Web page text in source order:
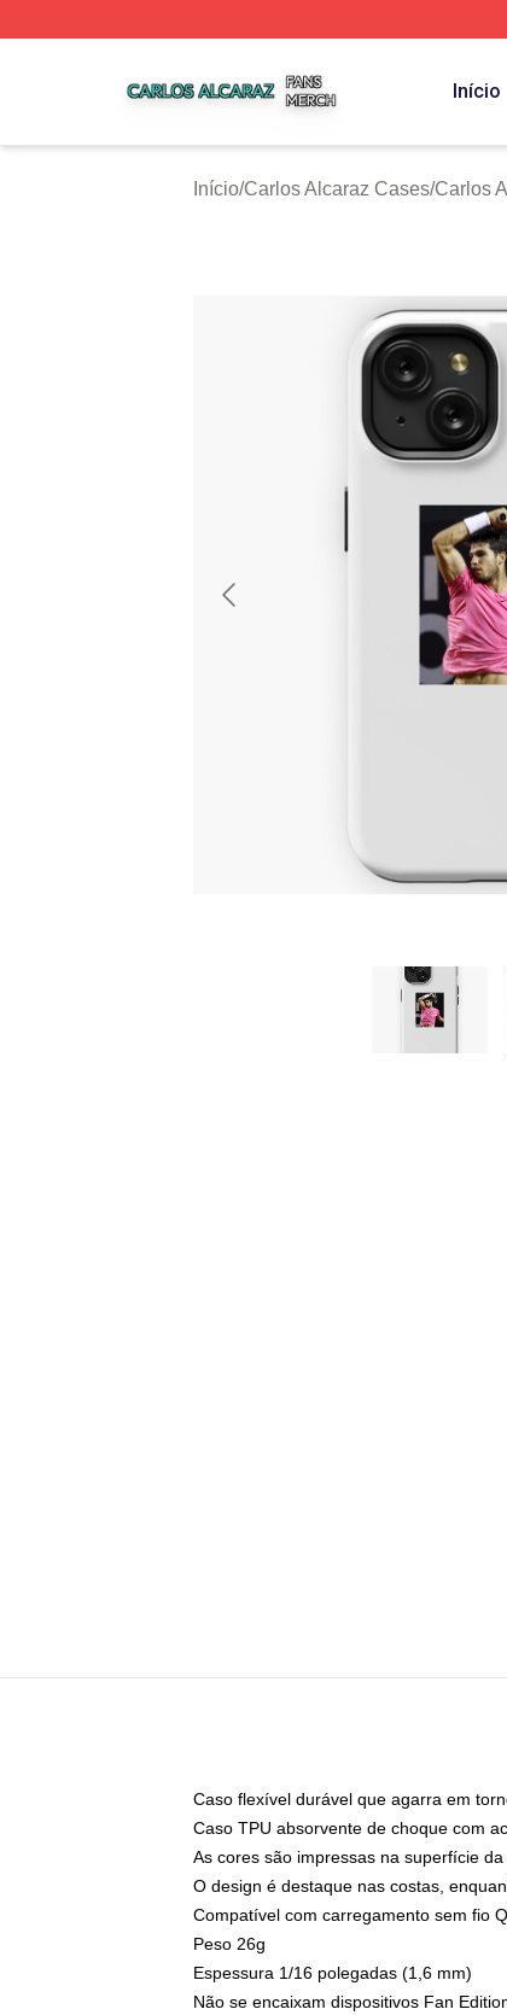
Início
Início/Carlos Alcaraz Cases/Carlos
Caso flexível durável que agarra em
Caso TPU absorvente de choque com
As cores são impressas na superfície
O design é destaque nas costas,
Compatível com carregamento sem fio
Peso 26g
Espessura 1/16 polegadas (1,6 mm)
Não se encaixam dispositivos Fan